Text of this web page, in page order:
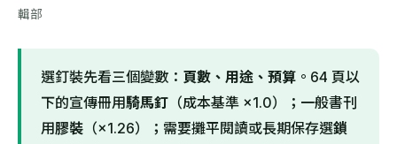
輯部
選釘裝先看三個變數： 頁數、用途、預算 。64 頁以
下的宣傳冊用騎馬釘 （成本基準 ×1.0）；一般書刊
用膠裝 （×1.26）；需要攤平閱讀或長期保存選鎖